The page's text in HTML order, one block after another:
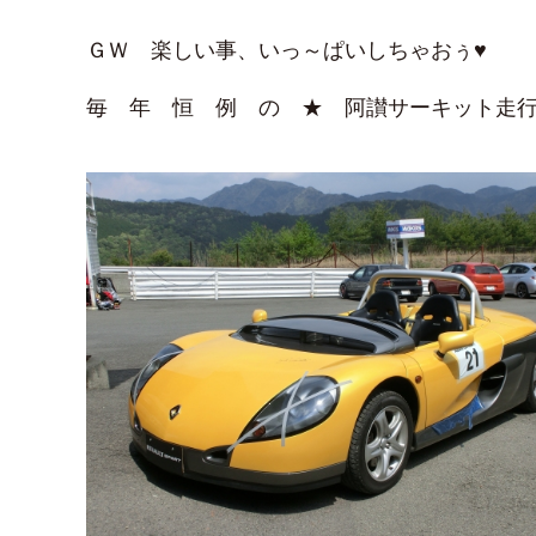
ＧＷ 楽しい事、いっ～ぱいしちゃおぅ♥
毎 年 恒 例 の ★ 阿讃サーキット走